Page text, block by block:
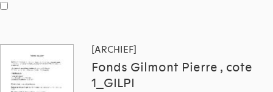
[ARCHIEF]
Fonds Gilmont Pierre , cote
1_GILPI